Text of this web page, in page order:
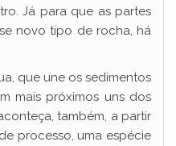
Já para que as partes
novo tipo de rocha, há
que une os sedimentos
mais próximos uns dos
também, a partir
processo, uma espécie